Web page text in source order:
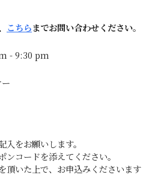
こちらまでお問い合わせください。
- 9:30 pm
をお願いします。
コードを添えてください。
頂いた上で、お申込みくださいます